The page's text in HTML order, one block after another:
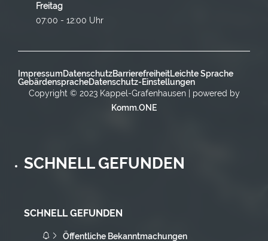
Freitag
07:00 - 12:00 Uhr
ImpressumDatenschutzBarrierefreiheitLeichte Sprache
GebärdenspracheDatenschutz-Einstellungen
Copyright © 2023 Kappel-Grafenhausen | powered by
Komm.ONE
SCHNELL GEFUNDEN
SCHNELL GEFUNDEN
Öffentliche Bekanntmachungen